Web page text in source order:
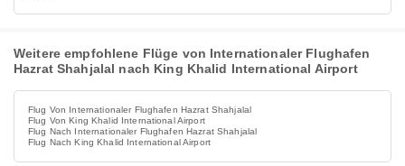
Weitere empfohlene Flüge von Internationaler Flughafen
Hazrat Shahjalal nach King Khalid International Airport
Flug Von Internationaler Flughafen Hazrat Shahjalal
Flug Von King Khalid International Airport
Flug Nach Internationaler Flughafen Hazrat Shahjalal
Flug Nach King Khalid International Airport